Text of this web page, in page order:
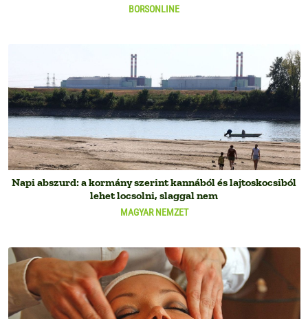
BORSONLINE
MAGYAR NEMZET
Napi abszurd: a kormány szerint kannából és lajtoskocsiból
lehet locsolni, slaggal nem